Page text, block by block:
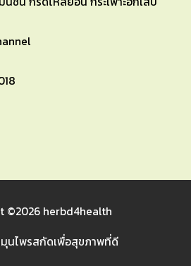
©2026 herbd4health
นไพรสกัดเพื่อสุขภาพที่ดี